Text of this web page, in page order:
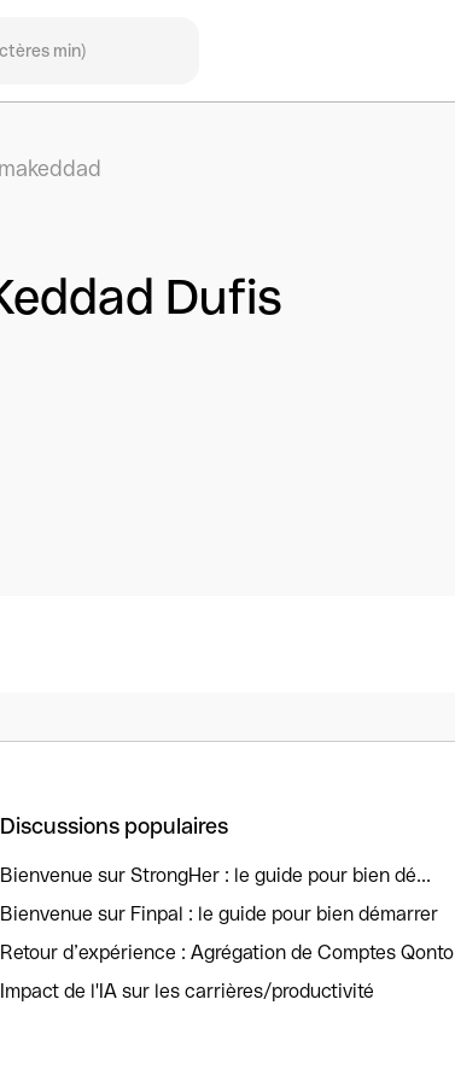
Dufis
Discussions populaires
Bienvenue sur StrongHer : le guide pour bien dé...
Bienvenue sur Finpal : le guide pour bien démarrer
Retour d’expérience : Agrégation de Comptes Qonto
Impact de l'IA sur les carrières/productivité